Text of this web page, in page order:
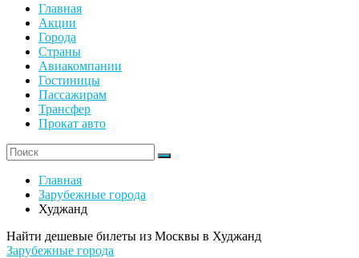
Главная
Акции
Города
Страны
Авиакомпании
Гостиницы
Пассажирам
Трансфер
Прокат авто
Главная
Зарубежные города
Худжанд
Найти дешевые билеты из Москвы в Худжанд
Зарубежные города